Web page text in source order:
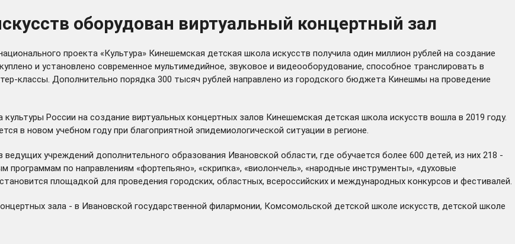
оборудован виртуальный концертный зал
проекта «Культура» Кинешемская детская школа искусств получила один миллион рублей на создание
и установлено современное мультимедийное, звуковое и видеооборудование, способное транслировать в
классы. Дополнительно порядка 300 тысяч рублей направлено из городского бюджета Кинешмы на проведение
России на создание виртуальных концертных залов Кинешемская детская школа искусств вошла в 2019 году.
в новом учебном году при благоприятной эпидемиологической ситуации в регионе.
учреждений дополнительного образования Ивановской области, где обучается более 600 детей, из них 218 -
по направлениям «фортепьяно», «скрипка», «виолончель», «народные инструменты», «духовые
площадкой для проведения городских, областных, всероссийских и международных конкурсов и фестивалей.
зала - в Ивановской государственной филармонии, Комсомольской детской школе искусств, детской школе